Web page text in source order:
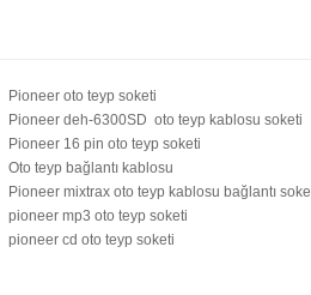
Pioneer oto teyp soketi
Pioneer deh-6300SD oto teyp kablosu soketi
Pioneer 16 pin oto teyp soketi
Oto teyp bağlantı kablosu
Pioneer mixtrax oto teyp kablosu bağlantı
pioneer mp3 oto teyp soketi
pioneer cd oto teyp soketi